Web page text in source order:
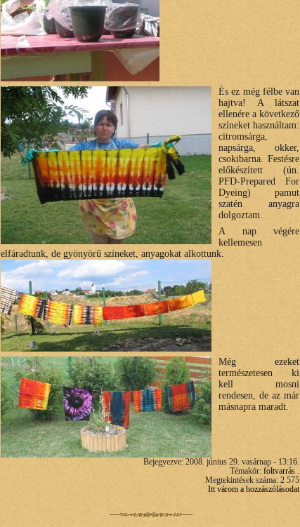
És ez még félbe van
hajtva! A látszat
ellenére a következő
színeket használtam:
citromsárga,
napsárga, okker,
csokibarna. Festésre
előkészített (ún.
PFD-Prepared For
Dyeing) pamut
szatén anyagra
dolgoztam.
A nap végére
kellemesen
elfáradtunk, de gyönyörű színeket, anyagokat alkottunk.
Még ezeket
természetesen ki
kell mosni
rendesen, de az már
másnapra maradt.
Bejegyezve: 2008. június 29. vasárnap - 13:16.
Témakör: foltvarrás .
Megtekintések száma: 2 575
Itt várom a hozzászólásodat